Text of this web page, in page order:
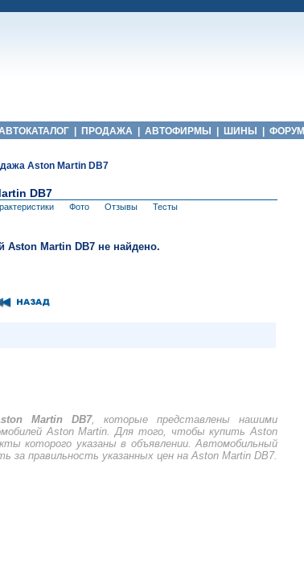
ПРОДАЖА АВТОФИРМЫ ШИНЫ ФОРУМ
Aston Martin DB7
DB7
Фото Отзывы Тесты
Aston Martin DB7 не найдено.
Martin DB7, которые представлены нашими
Aston Martin. Для того, чтобы купить Aston
которого указаны в объявлении. Автомобильный
правильность указанных цен на Aston Martin DB7.